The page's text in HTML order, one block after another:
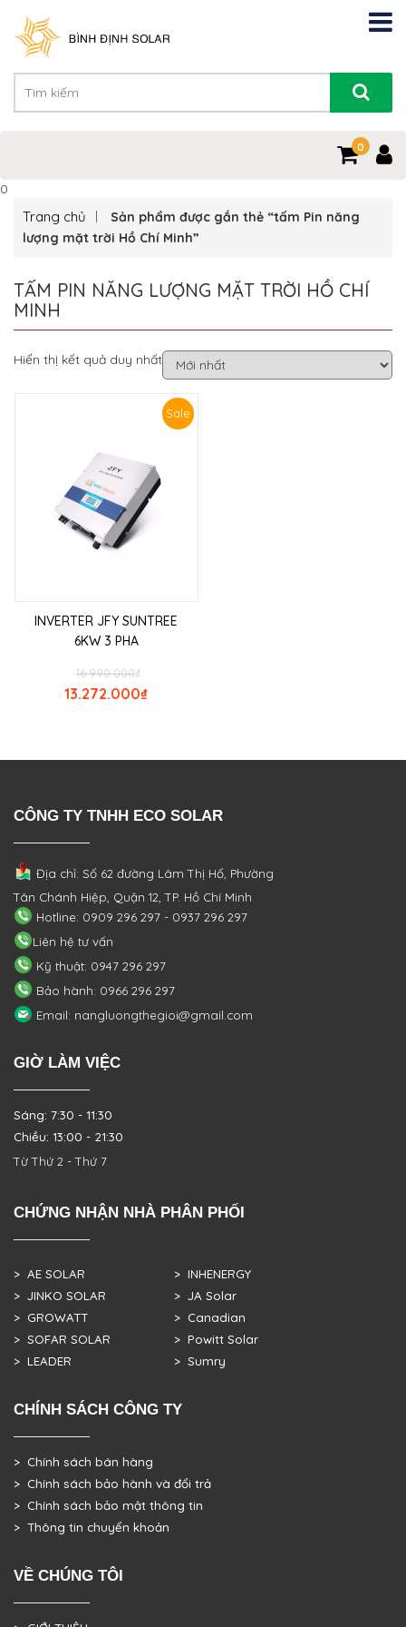
0
0
Trang chủ
Sản phẩm được gắn thẻ “tấm Pin năng
lượng mặt trời Hồ Chí Minh”
TẤM PIN NĂNG LƯỢNG MẶT TRỜI HỒ CHÍ
MINH
Hiển thị kết quả duy nhất
Sale
INVERTER JFY SUNTREE
6KW 3 PHA
₫
16.990.000
₫
13.272.000
CÔNG TY TNHH ECO SOLAR
Địa chỉ: Số 62 đường Lâm Thị Hố, Phường
Tân Chánh Hiệp, Quận 12, TP. Hồ Chí Minh
Hotline: 0909 296 297 - 0937 296 297
Liên hệ tư vấn
Kỹ thuật: 0947 296 297
Bảo hành: 0966 296 297
Email: nangluongthegioi@gmail.com
GIỜ LÀM VIỆC
Sáng: 7:30 - 11:30
Chiều: 13:00 - 21:30
Từ Thứ 2 - Thứ 7
CHỨNG NHẬN NHÀ PHÂN PHỐI
> AE SOLAR
> JINKO SOLAR
> GROWATT
> SOFAR SOLAR
> LEADER
> INHENERGY
> JA Solar
> Canadian
> Powitt Solar
> Sumry
CHÍNH SÁCH CÔNG TY
> Chính sách bán hàng
> Chính sách bảo hành và đổi trả
> Chính sách bảo mật thông tin
> Thông tin chuyển khoản
VỀ CHÚNG TÔI